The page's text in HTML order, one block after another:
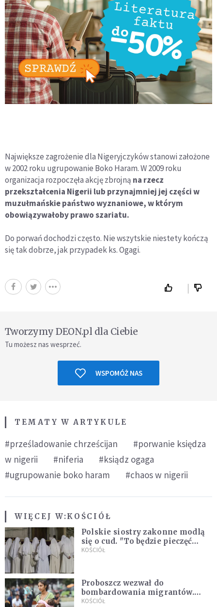
Największe zagrożenie dla Nigeryjczyków stanowi założone
w 2002 roku ugrupowanie Boko Haram. W 2009 roku
organizacja rozpoczęła akcję zbrojną na rzecz
przekształcenia Nigerii lub przynajmniej jej części w
muzułmańskie państwo wyznaniowe, w którym
obowiązywałoby prawo szariatu.
Do porwań dochodzi często. Nie wszytskie niestety kończą
się tak dobrze, jak przypadek ks. Ogagi.
Tworzymy DEON.pl dla Ciebie
Tu możesz nas wesprzeć.
WSPOMÓŻ NAS
TEMATY W ARTYKULE
#prześladowanie chrześcijan
#porwanie księdza
w nigerii
#niferia
#ksiądz ogaga
#ugrupowanie boko haram
#chaos w nigerii
WIĘCEJ W:KOŚCIÓŁ
Polskie siostry zakonne modlą
się o cud. "To będzie pieczęć
Pana Boga dla naszej wiary"
KOŚCIÓŁ
Proboszcz wezwał do
bombardowania migrantów.
"Masowy ogień przeciwko
KOŚCIÓŁ